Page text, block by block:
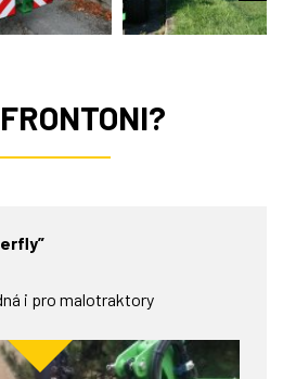
i pro malotraktory